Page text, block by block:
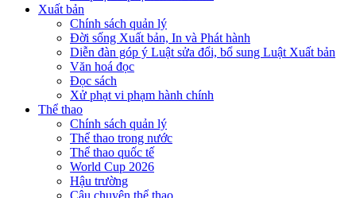
Xuất bản
Chính sách quản lý
Đời sống Xuất bản, In và Phát hành
Diễn đàn góp ý Luật sửa đổi, bổ sung Luật Xuất bản
Văn hoá đọc
Đọc sách
Xử phạt vi phạm hành chính
Thể thao
Chính sách quản lý
Thể thao trong nước
Thể thao quốc tế
World Cup 2026
Hậu trường
Câu chuyện thể thao